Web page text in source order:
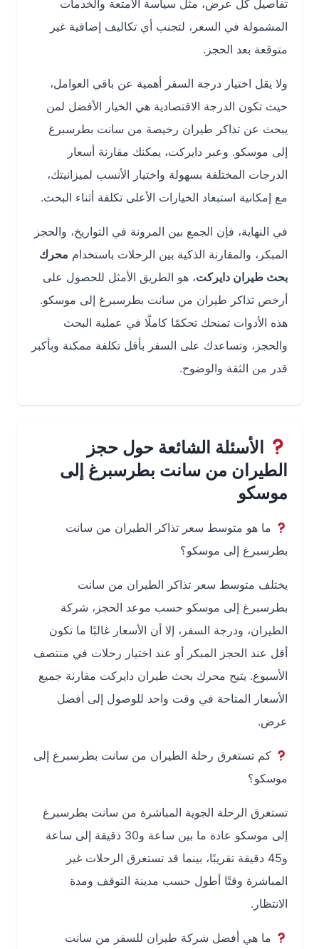
تفاصيل كل عرض، مثل سياسة الأمتعة والخدمات
المشمولة في السعر، لتجنب أي تكاليف إضافية غير
متوقعة بعد الحجز.
ولا يقل اختيار درجة السفر أهمية عن باقي العوامل،
حيث تكون الدرجة الاقتصادية هي الخيار الأفضل لمن
يبحث عن تذاكر طيران رخيصة من سانت بطرسبرغ
إلى موسكو. وعبر دايركت، يمكنك مقارنة أسعار
الدرجات المختلفة بسهولة واختيار الأنسب لميزانيتك،
مع إمكانية استبعاد الخيارات الأعلى تكلفة أثناء البحث.
في النهاية، فإن الجمع بين المرونة في التواريخ، والحجز
المبكر، والمقارنة الذكية بين الرحلات باستخداممحرك
بحث طيران دايركت، هو الطريق الأمثل للحصول على
أرخص تذاكر طيران من سانت بطرسبرغ إلى موسكو.
هذه الأدوات تمنحك تحكمًا كاملًا في عملية البحث
والحجز، وتساعدك على السفر بأقل تكلفة ممكنة وبأكبر
قدر من الثقة والوضوح.
الأسئلة الشائعة حول حجز
الطيران من سانت بطرسبرغ إلى
موسكو
ما هو متوسط سعر تذاكر الطيران من سانت
بطرسبرغ إلى موسكو؟
يختلف متوسط سعر تذاكر الطيران من سانت
بطرسبرغ إلى موسكو حسب موعد الحجز، شركة
الطيران، ودرجة السفر، إلا أن الأسعار غالبًا ما تكون
أقل عند الحجز المبكر أو عند اختيار رحلات في منتصف
الأسبوع. يتيح محرك بحث طيران دايركت مقارنة جميع
الأسعار المتاحة في وقت واحد للوصول إلى أفضل
كم تستغرق رحلة الطيران من سانت بطرسبرغ إلى
موسكو؟
تستغرق الرحلة الجوية المباشرة من سانت بطرسبرغ
إلى موسكو عادة ما بين ساعة و30 دقيقة إلى ساعة
و45 دقيقة تقريبًا، بينما قد تستغرق الرحلات غير
المباشرة وقتًا أطول حسب مدينة التوقف ومدة
الانتظار.
ما هي أفضل شركة طيران للسفر من سانت